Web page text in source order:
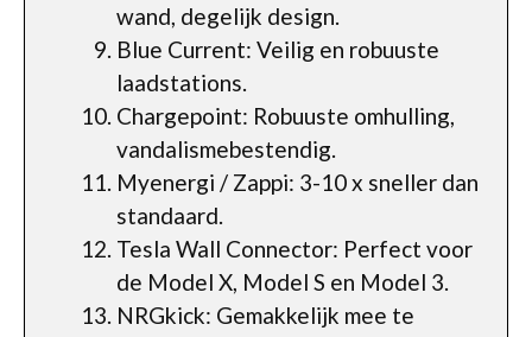
wand, degelijk design.
Blue Current: Veilig en robuuste
laadstations.
Chargepoint: Robuuste omhulling,
vandalismebestendig.
Myenergi / Zappi: 3-10 x sneller dan
standaard.
Tesla Wall Connector: Perfect voor
de Model X, Model S en Model 3.
NRGkick: Gemakkelijk mee te